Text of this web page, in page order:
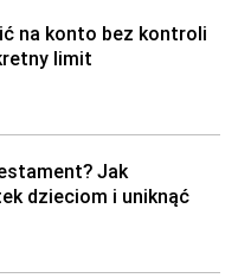
na konto bez kontroli
limit
Jak
dzieciom i uniknąć